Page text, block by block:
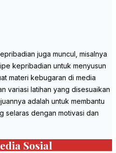
juga muncul, misalnya
kepribadian untuk menyusun
materi kebugaran di media
variasi latihan yang disesuaikan
adalah untuk membantu
selaras dengan motivasi dan
Sosial